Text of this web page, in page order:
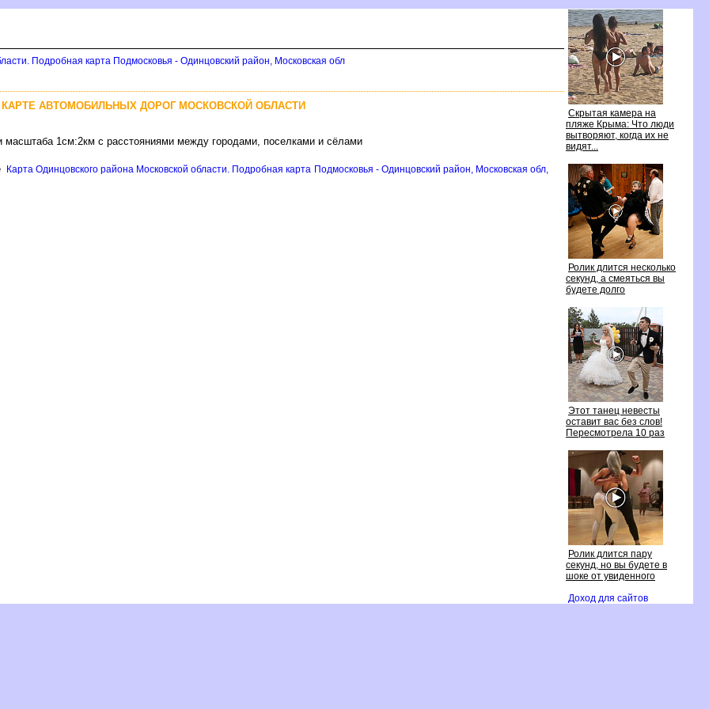
Скрытая камера на
пляже Крыма: Что люди
ытворяют, когда их не
идят...
Ролик длится несколько
секунд, а смеяться вы
удете долго
Этот танец невесты
оставит вас без слов!
Пересмотрела 10 раз
Ролик длится пару
секунд, но вы будете
шоке от увиденного
Доход для сайто
Подробная карта Подмосковья - Одинцовский район, Московская обл
АВТОМОБИЛЬНЫХ ДОРОГ МОСКОВСКОЙ ОБЛАСТИ
масштаба 1см:2км с расстояниями между городами, поселками и сёлами
Карта Одинцовского района Московской области. Подробная карта Подмосковья - Одинцовский район, Московская обл,